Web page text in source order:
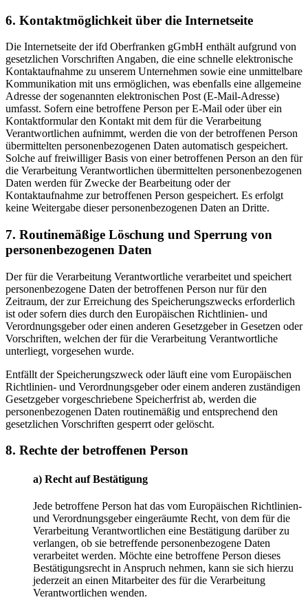
6. Kontaktmöglichkeit über die Internetseite
Die Internetseite der ifd Oberfranken gGmbH enthält aufgrund von
gesetzlichen Vorschriften Angaben, die eine schnelle elektronische
Kontaktaufnahme zu unserem Unternehmen sowie eine unmittelbare
Kommunikation mit uns ermöglichen, was ebenfalls eine allgemeine
Adresse der sogenannten elektronischen Post (E-Mail-Adresse)
umfasst. Sofern eine betroffene Person per E-Mail oder über ein
Kontaktformular den Kontakt mit dem für die Verarbeitung
Verantwortlichen aufnimmt, werden die von der betroffenen Person
übermittelten personenbezogenen Daten automatisch gespeichert.
Solche auf freiwilliger Basis von einer betroffenen Person an den für
die Verarbeitung Verantwortlichen übermittelten personenbezogenen
Daten werden für Zwecke der Bearbeitung oder der
Kontaktaufnahme zur betroffenen Person gespeichert. Es erfolgt
keine Weitergabe dieser personenbezogenen Daten an Dritte.
7. Routinemäßige Löschung und Sperrung von
personenbezogenen Daten
Der für die Verarbeitung Verantwortliche verarbeitet und speichert
personenbezogene Daten der betroffenen Person nur für den
Zeitraum, der zur Erreichung des Speicherungszwecks erforderlich
ist oder sofern dies durch den Europäischen Richtlinien- und
Verordnungsgeber oder einen anderen Gesetzgeber in Gesetzen oder
Vorschriften, welchen der für die Verarbeitung Verantwortliche
unterliegt, vorgesehen wurde.
Entfällt der Speicherungszweck oder läuft eine vom Europäischen
Richtlinien- und Verordnungsgeber oder einem anderen zuständigen
Gesetzgeber vorgeschriebene Speicherfrist ab, werden die
personenbezogenen Daten routinemäßig und entsprechend den
gesetzlichen Vorschriften gesperrt oder gelöscht.
8. Rechte der betroffenen Person
a) Recht auf Bestätigung
Jede betroffene Person hat das vom Europäischen Richtlinien-
und Verordnungsgeber eingeräumte Recht, von dem für die
Verarbeitung Verantwortlichen eine Bestätigung darüber zu
verlangen, ob sie betreffende personenbezogene Daten
verarbeitet werden. Möchte eine betroffene Person dieses
Bestätigungsrecht in Anspruch nehmen, kann sie sich hierzu
jederzeit an einen Mitarbeiter des für die Verarbeitung
Verantwortlichen wenden.